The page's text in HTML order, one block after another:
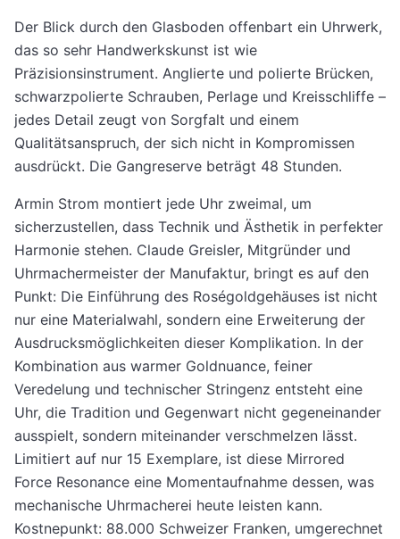
Der Blick durch den Glasboden offenbart ein Uhrwerk,
das so sehr Handwerkskunst ist wie
Präzisionsinstrument. Anglierte und polierte Brücken,
schwarzpolierte Schrauben, Perlage und Kreisschliffe –
jedes Detail zeugt von Sorgfalt und einem
Qualitätsanspruch, der sich nicht in Kompromissen
ausdrückt. Die Gangreserve beträgt 48 Stunden.
Armin Strom montiert jede Uhr zweimal, um
sicherzustellen, dass Technik und Ästhetik in perfekter
Harmonie stehen. Claude Greisler, Mitgründer und
Uhrmachermeister der Manufaktur, bringt es auf den
Punkt: Die Einführung des Roségoldgehäuses ist nicht
nur eine Materialwahl, sondern eine Erweiterung der
Ausdrucksmöglichkeiten dieser Komplikation. In der
Kombination aus warmer Goldnuance, feiner
Veredelung und technischer Stringenz entsteht eine
Uhr, die Tradition und Gegenwart nicht gegeneinander
ausspielt, sondern miteinander verschmelzen lässt.
Limitiert auf nur 15 Exemplare, ist diese Mirrored
Force Resonance eine Momentaufnahme dessen, was
mechanische Uhrmacherei heute leisten kann.
Kostnepunkt: 88.000 Schweizer Franken, umgerechnet